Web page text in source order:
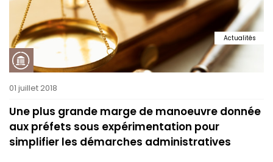
Actualités
01 juillet 2018
Une plus grande marge de manoeuvre donnée
aux préfets sous expérimentation pour
simplifier les démarches administratives